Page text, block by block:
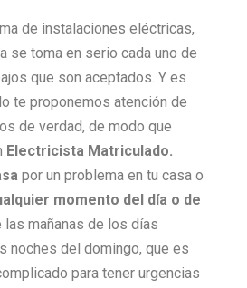
de instalaciones eléctricas,
se toma en serio cada uno de
que son aceptados. Y es
te proponemos atención de
de verdad, de modo que
Electricista Matriculado.
por un problema en tu casa o
momento del día o de
las mañanas de los días
noches del domingo, que es
para tener urgencias